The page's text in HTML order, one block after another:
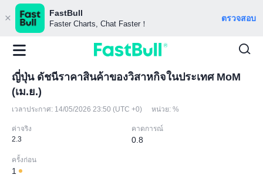
FastBull
Faster Charts, Chat Faster！
ตรวจสอบ
ญี่ปุ่น ดัชนีราคาสินค้าของวิสาหกิจในประเทศ MoM
(เม.ย.)
เวลาประกาศ: 14/05/2026 23:50 (UTC +0) หน่วย: %
ค่าจริง
2.3
คาดการณ์
0.8
ครั้งก่อน
1